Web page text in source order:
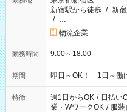
新宿駅から徒歩 / 新
/ …
物流企業
勤務時間 9:00～18:00
期間 即日～OK！ 1日～働
特徴 週1日からOK / 日払い
業・WワークOK / 服装